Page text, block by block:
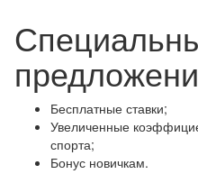
Бесплатные ставки;
Увеличенные
спорта;
Бонус новичкам.